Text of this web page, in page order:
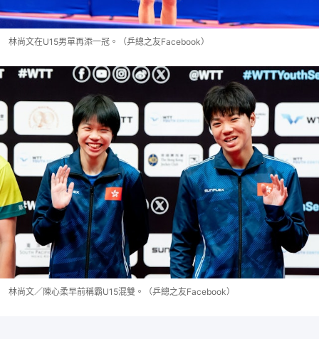
林尚文在U15男單再添一冠。（乒總之友Facebook）
林尚文／陳心柔早前稱霸U15混雙。（乒總之友Facebook）